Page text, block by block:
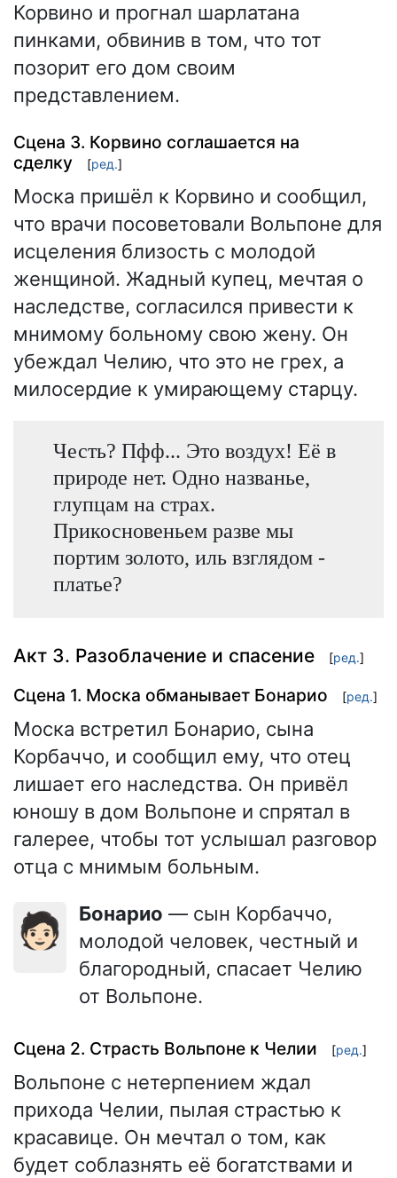
Корвино и прогнал шарлатана
пинками, обвинив в том, что тот
позорит его дом своим
представлением.
Сцена 3. Корвино соглашается на
сделку
[ред.]
Моска пришёл к Корвино и сообщил,
что врачи посоветовали Вольпоне для
исцеления близость с молодой
женщиной. Жадный купец, мечтая о
наследстве, согласился привести к
мнимому больному свою жену. Он
убеждал Челию, что это не грех, а
милосердие к умирающему старцу.
Честь? Пфф... Это воздух! Её в
природе нет. Одно названье,
глупцам на страх.
Прикосновеньем разве мы
портим золото, иль взглядом -
платье?
Акт 3. Разоблачение и спасение [ред.]
Сцена 1. Моска обманывает Бонарио [ред.]
Моска встретил Бонарио, сына
Корбаччо, и сообщил ему, что отец
лишает его наследства. Он привёл
юношу в дом Вольпоне и спрятал в
галерее, чтобы тот услышал разговор
отца с мнимым больным.
🧑🏻 Бонарио — сын Корбаччо,
молодой человек, честный и
благородный, спасает Челию
от Вольпоне.
Сцена 2. Страсть Вольпоне к Челии [ред.]
Вольпоне с нетерпением ждал
прихода Челии, пылая страстью к
красавице. Он мечтал о том, как
будет соблазнять её богатствами и